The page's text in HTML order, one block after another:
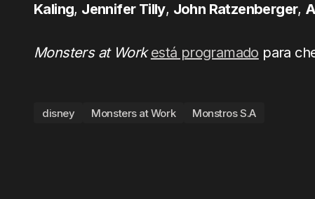
Kaling, Jennifer Tilly, John Ratzenberger,
Monsters at Work está programado para
disney Monsters at Work Monstros S.A